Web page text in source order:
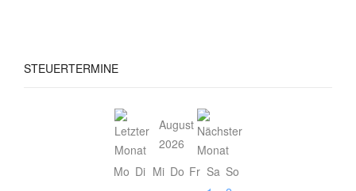
STEUERTERMINE
August
2026
Mo Di Mi Do Fr Sa So